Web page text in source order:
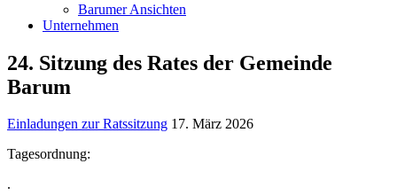
Barumer Ansichten
Unternehmen
24. Sitzung des Rates der Gemeinde
Barum
Einladungen zur Ratssitzung 17. März 2026
Tagesordnung:
.